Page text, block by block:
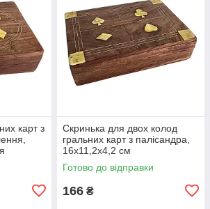
карт з
Скринька для двох колод
гральних карт з палісандра,
16х11,2х4,2 см
Готово до відправки
166 ₴